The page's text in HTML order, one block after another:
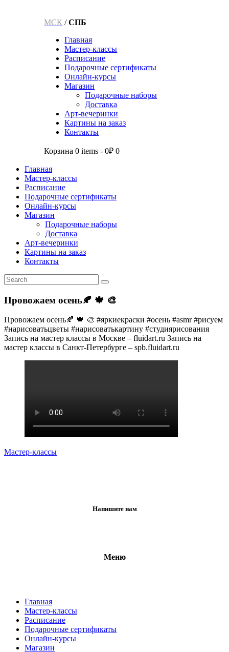
МСК /СПБ
Главная
Мастер-классы
Расписание
Подарочные сертификаты
Онлайн-курсы
Магазин
Подарочные наборы
Доставка
Арт-вечеринки
Картины на заказ
Контакты
Корзина 0 items -0₽ 0
Главная
Мастер-классы
Расписание
Подарочные сертификаты
Онлайн-курсы
Магазин
Подарочные наборы
Доставка
Арт-вечеринки
Картины на заказ
Контакты
Провожаем осень🍂 🍁 🎨
Провожаем осень🍂 🍁 🎨 #яркиекраски #осень #asmr #рисуем
#нарисоватьцветы #нарисоватькартину #студиярисования
Запись на мастер классы в Москве – fluidart.ru Запись на
мастер классы в Санкт-Петербурге – spb.fluidart.ru
Мастер-классы
Напишите нам
Меню
Главная
Мастер-классы
Расписание
Подарочные сертификаты
Онлайн-курсы
Магазин